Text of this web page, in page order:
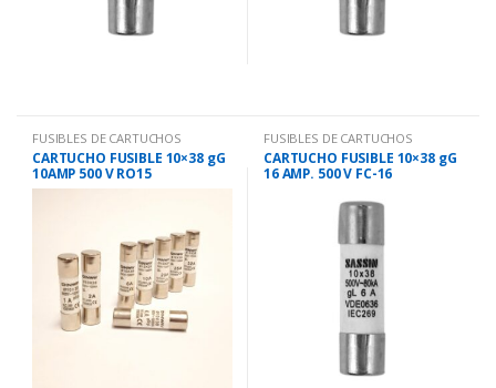
FUSIBLES DE CARTUCHOS
CARTUCHO FUSIBLE 10×38 gG
10AMP 500 V RO15
FUSIBLES DE CARTUCHOS
CARTUCHO FUSIBLE 10×38 gG
16 AMP. 500 V FC-16